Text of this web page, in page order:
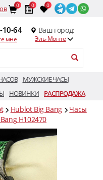
0 0 0
10-64
мне
Ваш город:
Эль-Монте
МУЖСКИЕ ЧАСЫ
НОВИНКИ РАСПРОДАЖА
Hublot Big Bang
Часы
H102470